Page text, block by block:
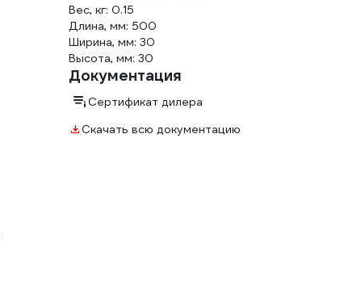
Вес, кг: 0.15
Длина, мм: 500
Ширина, мм: 30
Высота, мм: 30
Документация
Сертификат дилера
Скачать всю документацию